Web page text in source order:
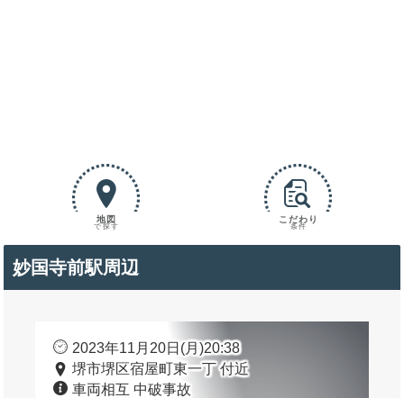
地図
で探す
こだわり
条件
妙国寺前駅周辺
2023年11月20日(月)20:38
堺市堺区宿屋町東一丁 付近
車両相互 中破事故